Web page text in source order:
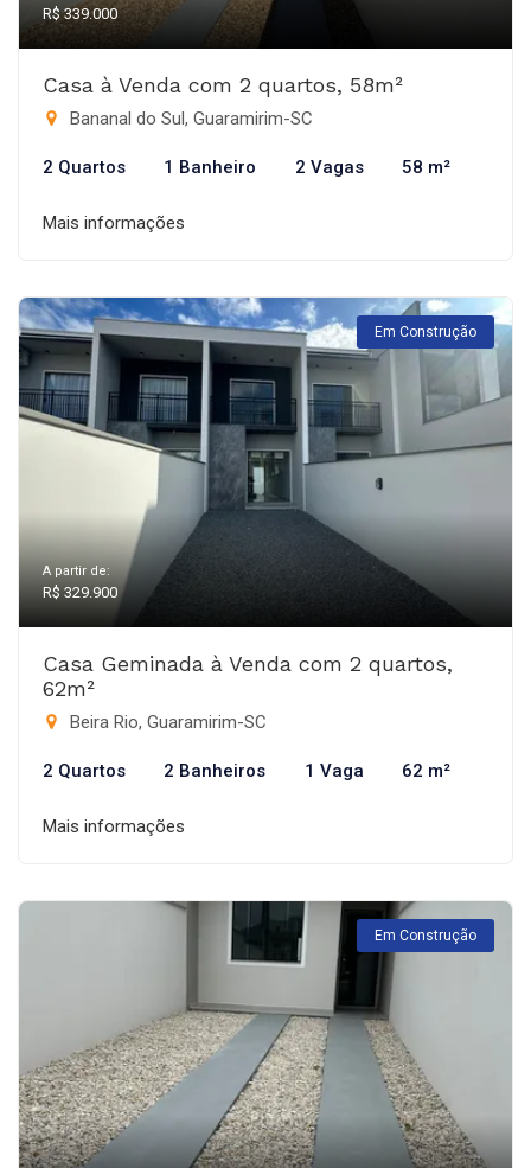
R$ 339.000
Casa à Venda com 2 quartos, 58m²
Bananal do Sul, Guaramirim-SC
2 Quartos 1 Banheiro 2 Vagas 58 m²
Mais informações
Em Construção
A partir de:
R$ 329.900
Casa Geminada à Venda com 2 quartos,
62m²
Beira Rio, Guaramirim-SC
2 Quartos 2 Banheiros 1 Vaga 62 m²
Mais informações
Em Construção